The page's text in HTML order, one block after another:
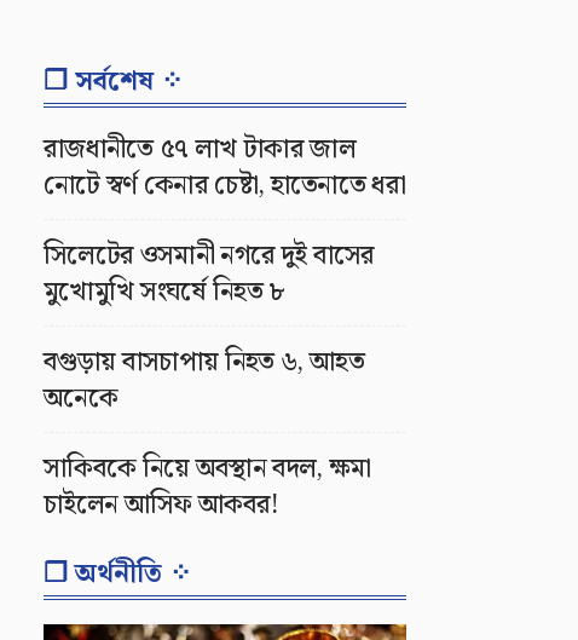
❐ সর্বশেষ ⁘
রাজধানীতে ৫৭ লাখ টাকার জাল
নোটে স্বর্ণ কেনার চেষ্টা, হাতেনাতে ধরা
সিলেটের ওসমানী নগরে দুই বাসের
মুখোমুখি সংঘর্ষে নিহত ৮
বগুড়ায় বাসচাপায় নিহত ৬, আহত
অনেকে
সাকিবকে নিয়ে অবস্থান বদল, ক্ষমা
চাইলেন আসিফ আকবর!
❐ অর্থনীতি ⁘